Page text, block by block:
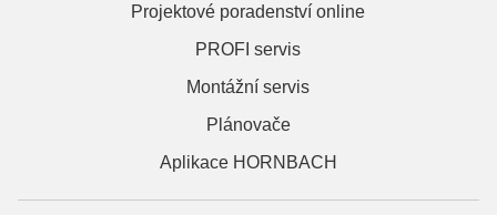
Projektové poradenství online
PROFI servis
Montážní servis
Plánovače
Aplikace HORNBACH